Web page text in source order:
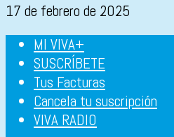
17 de febrero de 2025
MI VIVA+
SUSCRÍBETE
Tus Facturas
Cancela tu suscripción
VIVA RADIO